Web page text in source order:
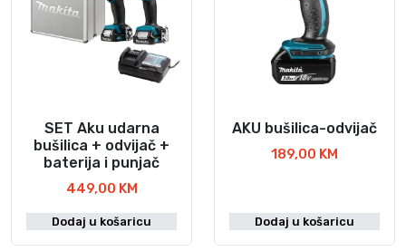
SET Aku udarna
bušilica + odvijač +
baterija i punjač
449,00 KM
Dodaj u košaricu
AKU bušilica-odvijač
189,00 KM
Dodaj u košaricu